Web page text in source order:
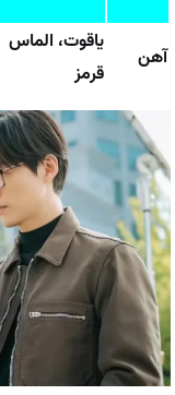
آهن
یاقوت، الماس
قرمز